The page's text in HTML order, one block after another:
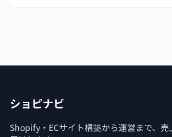
ショピナビ
Shopify・ECサイト構築から運営まで、